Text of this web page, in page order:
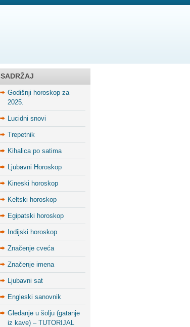
SADRŽAJ
Godišnji horoskop za
2025.
Lucidni snovi
Trepetnik
Kihalica po satima
Ljubavni Horoskop
Kineski horoskop
Keltski horoskop
Egipatski horoskop
Indijski horoskop
Značenje cveća
Značenje imena
Ljubavni sat
Engleski sanovnik
Gledanje u šolju (gatanje
iz kave) – TUTORIJAL